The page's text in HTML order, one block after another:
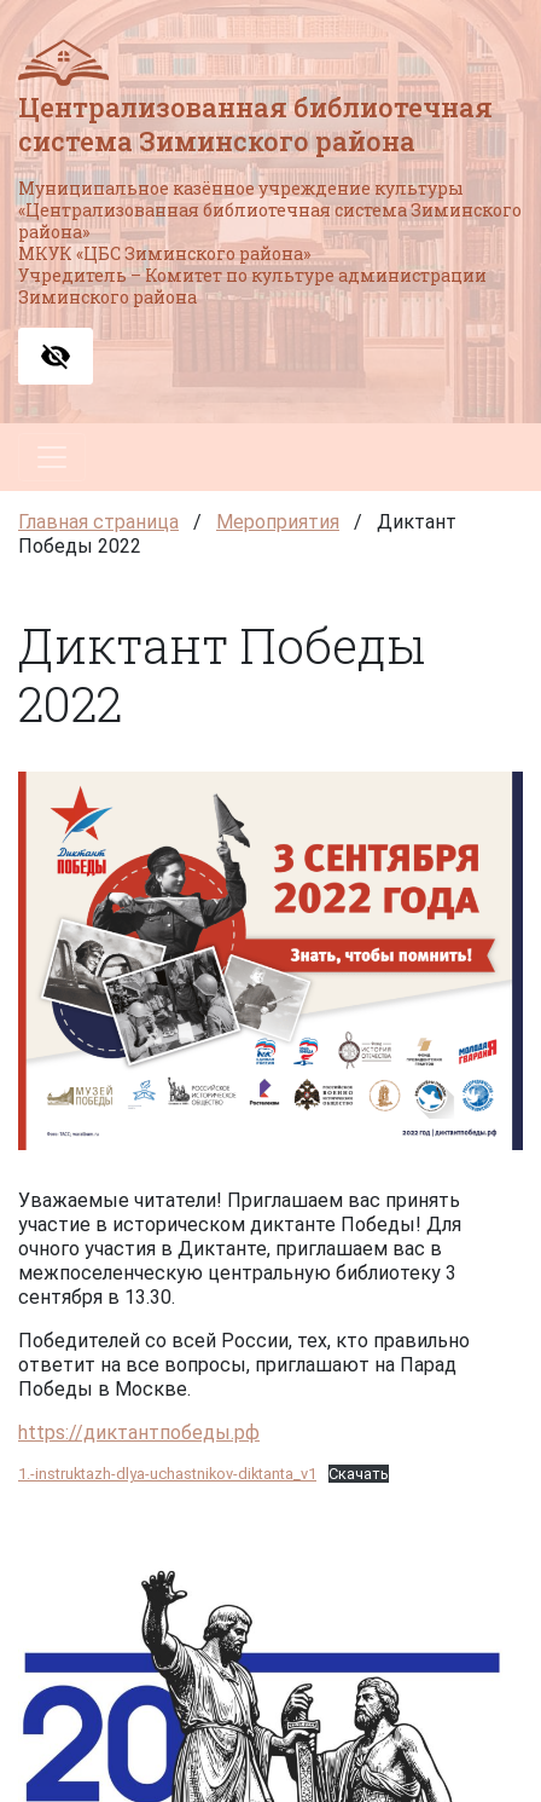
Централизованная библиотечная
система Зиминского района
Муниципальное казённое учреждение культуры
«Централизованная библиотечная система Зиминского
района»
МКУК «ЦБС Зиминского района»
Учредитель – Комитет по культуре администрации
Зиминского района
Главная страница / Мероприятия /
Диктант
Победы 2022
Диктант Победы
2022
Уважаемые читатели! Приглашаем вас принять
участие в историческом диктанте Победы! Для
очного участия в Диктанте, приглашаем вас в
межпоселенческую центральную библиотеку 3
сентября в 13.30.
Победителей со всей России, тех, кто правильно
ответит на все вопросы, приглашают на Парад
Победы в Москве.
https://диктантпобеды.рф
1.-instruktazh-dlya-uchastnikov-diktanta_v1 Скачать